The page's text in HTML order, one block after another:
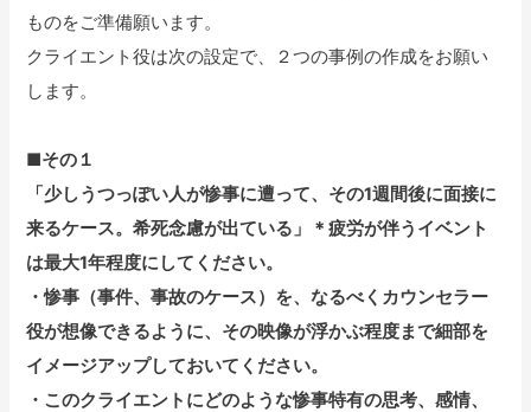
ものをご準備願います。
クライエント役は次の設定で、２つの事例の作成をお願い
します。
■その１
「少しうつっぽい人が惨事に遭って、その1週間後に面接に
来るケース。希死念慮が出ている」＊疲労が伴うイベント
は最大1年程度にしてください。
・惨事（事件、事故のケース）を、なるべくカウンセラー
役が想像できるように、その映像が浮かぶ程度まで細部を
イメージアップしておいてください。
・このクライエントにどのような惨事特有の思考、感情、